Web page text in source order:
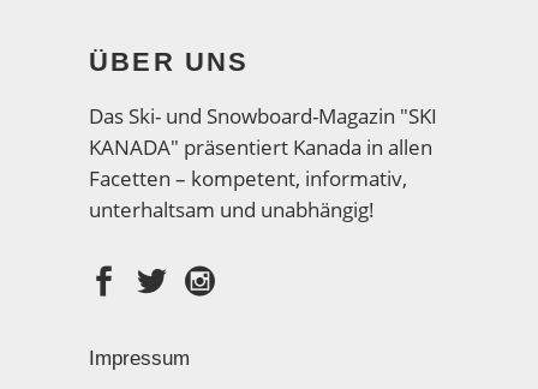
ÜBER UNS
Das Ski- und Snowboard-Magazin "SKI
KANADA" präsentiert Kanada in allen
Facetten – kompetent, informativ,
unterhaltsam und unabhängig!
Impressum